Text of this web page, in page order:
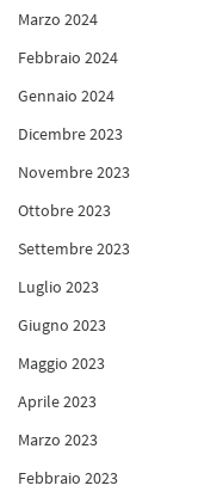
Marzo 2024
Febbraio 2024
Gennaio 2024
Dicembre 2023
Novembre 2023
Ottobre 2023
Settembre 2023
Luglio 2023
Giugno 2023
Maggio 2023
Aprile 2023
Marzo 2023
Febbraio 2023